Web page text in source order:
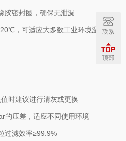
胶密封圈，确保无泄漏
，可适应大多数工业环境温度
值时建议进行清灰或更换
的压差，适应不同使用环境
过滤效率≥99.9%
联系
顶部